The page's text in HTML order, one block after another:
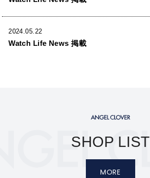
2024.05.22
Watch Life News 掲載
SHOP LIST
MORE